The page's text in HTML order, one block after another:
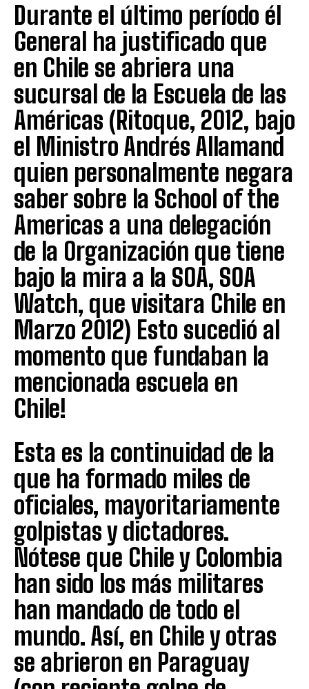
Durante el último período él
General ha justificado que
en Chile se abriera una
sucursal de la Escuela de las
Américas (Ritoque, 2012, bajo
el Ministro Andrés Allamand
quien personalmente negara
saber sobre la School of the
Americas a una delegación
de la Organización que tiene
bajo la mira a la SOA, SOA
Watch, que visitara Chile en
Marzo 2012) Esto sucedió al
momento que fundaban la
mencionada escuela en
Chile!
Esta es la continuidad de la
que ha formado miles de
oficiales, mayoritariamente
golpistas y dictadores.
Nótese que Chile y Colombia
han sido los más militares
han mandado de todo el
mundo. Así, en Chile y otras
se abrieron en Paraguay